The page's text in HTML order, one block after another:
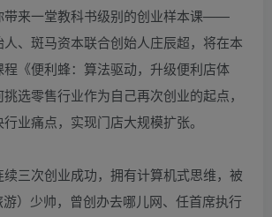
带来一堂教科书级别的创业样本课——
、斑马资本联合创始人庄辰超，将在本
《便利蜂：算法驱动，升级便利店体
选零售行业作为自己再次创业的起点，
业痛点，实现门店大规模扩张。
三次创业成功，拥有计算机式思维，被
）少帅，曾创办去哪儿网、任首席执行